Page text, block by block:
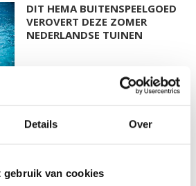
Details Over
gebruik van cookies
DIT HEMA BUITENSPEELGOED
VEROVERT DEZE ZOMER
NEDERLANDSE TUINEN